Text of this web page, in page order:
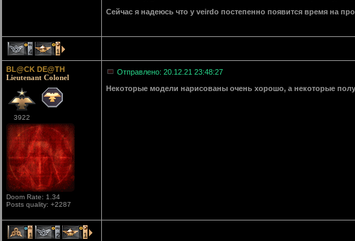
Сейчас я надеюсь что у veirdo постепенно появится время на
4 1
BL@CK DE@TH
Lieutenant Colonel
3922
Doom Rate: 1.34
Posts quality: +2287
Отправлено: 20.12.21 23:48:27
Некоторые модели нарисованы очень хорошо, а некоторые
1 2 1